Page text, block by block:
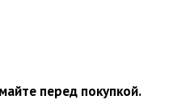
перед покупкой.